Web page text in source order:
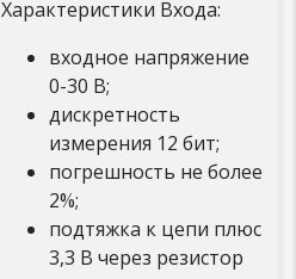
Характеристики Входа:
входное напряжение
0-30 В;
дискретность
измерения 12 бит;
погрешность не более
2%;
подтяжка к цепи плюс
3,3 В через резистор